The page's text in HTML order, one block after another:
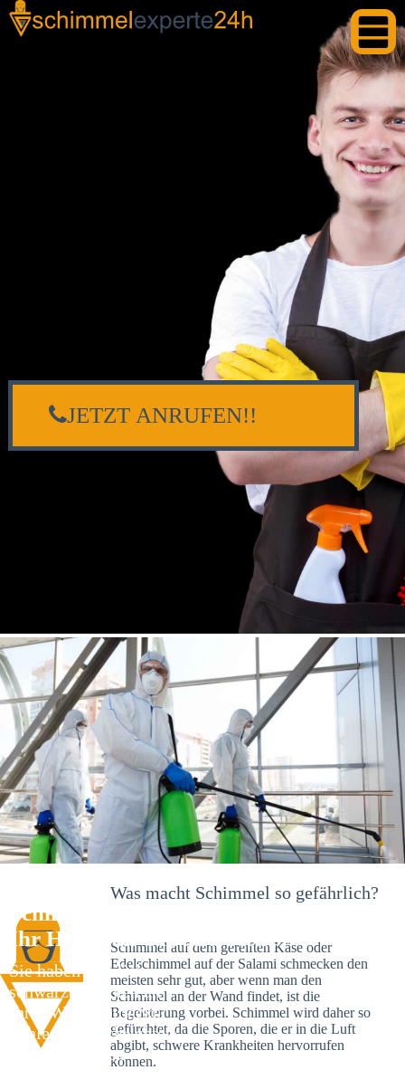
Schimmelexperte in Rutesheim –
Ihr Helfer an Ort und Stelle
Sie haben kürzlich
schwarze Flecken an
Ihrer Wand entdeckt?
Schlechte Nachrichten:
Sie haben einen
JETZT ANRUFEN!!
Was macht Schimmel so gefährlich?
Schimmel auf dem gereiften Käse oder
Edelschimmel auf der Salami schmecken den
meisten sehr gut, aber wenn man den
Schimmel an der Wand findet, ist die
Begeisterung vorbei. Schimmel wird daher so
gefürchtet, da die Sporen, die er in die Luft
abgibt, schwere Krankheiten hervorrufen
können.